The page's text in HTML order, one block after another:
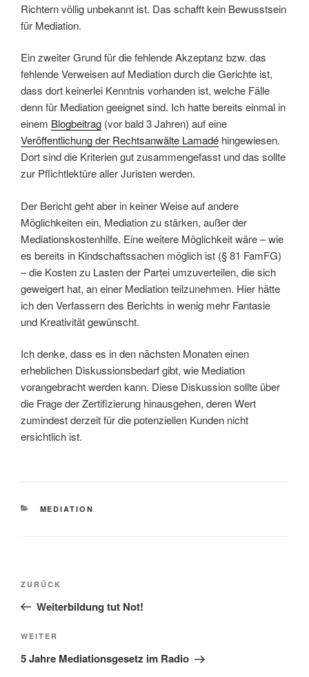
Richtern völlig unbekannt ist. Das schafft kein Bewusstsein
für Mediation.
Ein zweiter Grund für die fehlende Akzeptanz bzw. das
fehlende Verweisen auf Mediation durch die Gerichte ist,
dass dort keinerlei Kenntnis vorhanden ist, welche Fälle
denn für Mediation geeignet sind. Ich hatte bereits einmal in
einem Blogbeitrag (vor bald 3 Jahren) auf eine
Veröffentlichung der Rechtsanwälte Lamadé hingewiesen.
Dort sind die Kriterien gut zusammengefasst und das sollte
zur Pflichtlektüre aller Juristen werden.
Der Bericht geht aber in keiner Weise auf andere
Möglichkeiten ein, Mediation zu stärken, außer der
Mediationskostenhilfe. Eine weitere Möglichkeit wäre – wie
es bereits in Kindschaftssachen möglich ist (§ 81 FamFG)
– die Kosten zu Lasten der Partei umzuverteilen, die sich
geweigert hat, an einer Mediation teilzunehmen. Hier hätte
ich den Verfassern des Berichts in wenig mehr Fantasie
und Kreativität gewünscht.
Ich denke, dass es in den nächsten Monaten einen
erheblichen Diskussionsbedarf gibt, wie Mediation
vorangebracht werden kann. Diese Diskussion sollte über
die Frage der Zertifizierung hinausgehen, deren Wert
zumindest derzeit für die potenziellen Kunden nicht
ersichtlich ist.
KATEGORIEN
MEDIATION
Beitragsnavigation
Vorheriger
Beitrag
ZURÜCK
Weiterbildung tut Not!
Nächster
Beitrag
WEITER
5 Jahre Mediationsgesetz im Radio